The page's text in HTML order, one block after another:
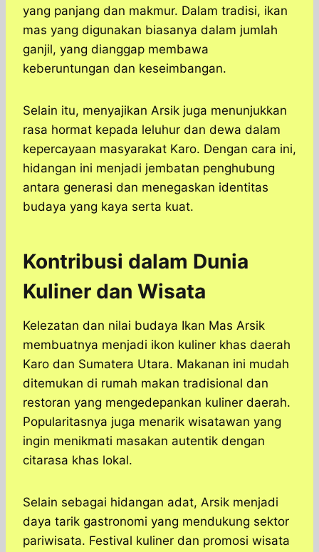
yang panjang dan makmur. Dalam tradisi, ikan
mas yang digunakan biasanya dalam jumlah
ganjil, yang dianggap membawa
keberuntungan dan keseimbangan.
Selain itu, menyajikan Arsik juga menunjukkan
rasa hormat kepada leluhur dan dewa dalam
kepercayaan masyarakat Karo. Dengan cara ini,
hidangan ini menjadi jembatan penghubung
antara generasi dan menegaskan identitas
budaya yang kaya serta kuat.
Kontribusi dalam Dunia
Kuliner dan Wisata
Kelezatan dan nilai budaya Ikan Mas Arsik
membuatnya menjadi ikon kuliner khas daerah
Karo dan Sumatera Utara. Makanan ini mudah
ditemukan di rumah makan tradisional dan
restoran yang mengedepankan kuliner daerah.
Popularitasnya juga menarik wisatawan yang
ingin menikmati masakan autentik dengan
citarasa khas lokal.
Selain sebagai hidangan adat, Arsik menjadi
daya tarik gastronomi yang mendukung sektor
pariwisata. Festival kuliner dan promosi wisata